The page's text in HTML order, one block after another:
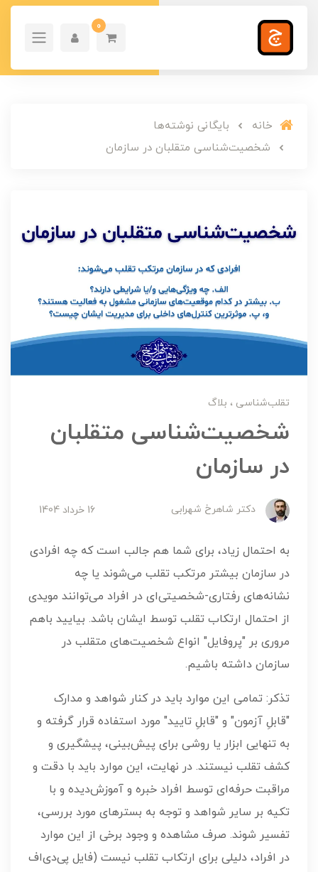
0
خانه
بایگانی نوشته‌ها
شخصیت‌شناسی متقلبان در سازمان
تقلب‌شناسی بلاگ
شخصیت‌شناسی متقلبان
در سازمان
دکتر شاهرخ شهرابی 16 خرداد 1404
به احتمال زیاد، برای شما هم جالب است که چه افرادی
در سازمان بیشتر مرتکب تقلب می‌شوند یا چه
نشانه‌های رفتاری-شخصیتی‌ای در افراد می‌توانند مویدی
از احتمال ارتکاب تقلب توسط ایشان باشد. بیایید باهم
مروری بر "پروفایل" انواع شخصیت‌های متقلب در
سازمان داشته باشیم.
تذکر: تمامی این موارد باید در کنار شواهد و مدارک
"قابلِ آزمون" و "قابلِ تایید" مورد استفاده قرار گرفته و
به تنهایی ابزار یا روشی برای پیش‌بینی، پیشگیری و
کشف تقلب نیستند. در نهایت، این موارد باید با دقت و
مراقبت حرفه‌ای توسط افراد خبره و آموزش‌دیده و با
تکیه بر سایر شواهد و توجه به بسترهای مورد بررسی،
تفسیر شوند. صرف مشاهده و وجود برخی از این موارد
در افراد، دلیلی برای ارتکاب تقلب نیست (فایل پی‌دی‌اف